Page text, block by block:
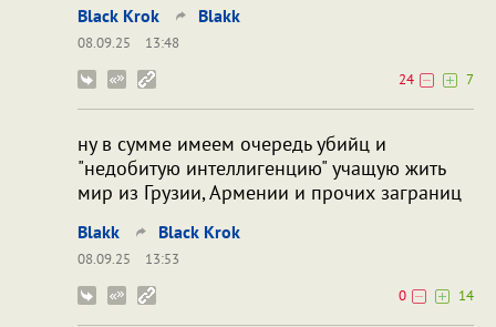
Black Krok Blakk
08.09.25
13:48
24
7
ну в сумме имеем очередь убийц и
"недобитую интеллигенцию" учащую жить
мир из Грузии, Армении и прочих заграниц
Blakk Black Krok
08.09.25
13:53
0
14